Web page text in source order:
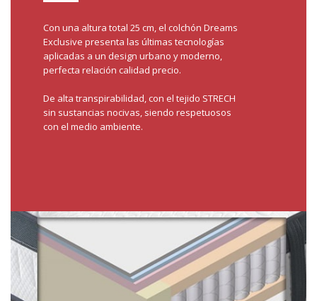
Con una altura total 25 cm, el colchón Dreams
Exclusive presenta las últimas tecnologías
aplicadas a un design urbano y moderno,
perfecta relación calidad precio.
De alta transpirabilidad, con el tejido STRECH
sin sustancias nocivas, siendo respetuosos
con el medio ambiente.